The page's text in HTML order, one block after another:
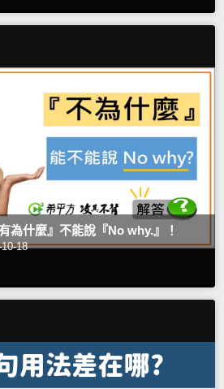
為什麼』不能說『No why.』！
18